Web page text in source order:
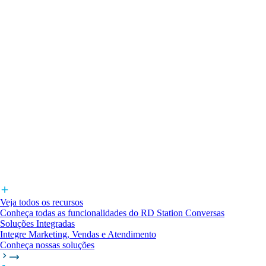
Veja todos os recursos
Conheça todas as funcionalidades do RD Station Conversas
Soluções Integradas
Integre Marketing, Vendas e Atendimento
Conheça nossas soluções